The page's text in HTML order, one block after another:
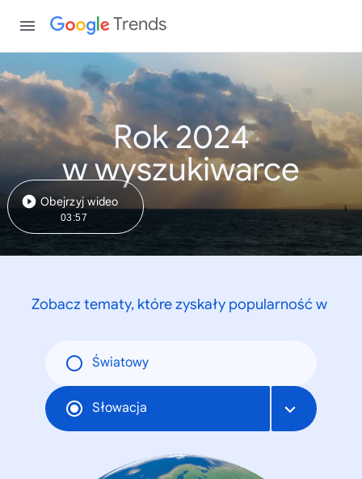
Trends
Rok 2024
w wyszukiwarce
Obejrzyj wideo
03:57
Zobacz tematy, które zyskały popularność w
Światowy
Słowacja